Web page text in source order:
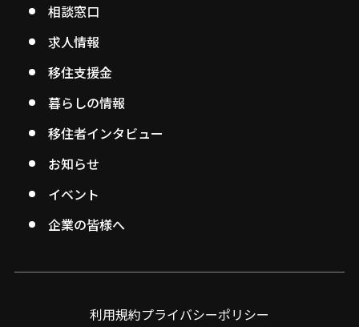
相談窓口
求人情報
移住支援金
暮らしの情報
移住者インタビュー
お知らせ
イベント
企業の皆様へ
利用規約プライバシーポリシー